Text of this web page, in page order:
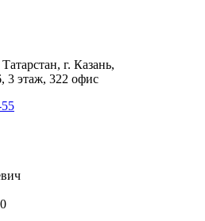
г. Казань,
3 этаж, 322 офис